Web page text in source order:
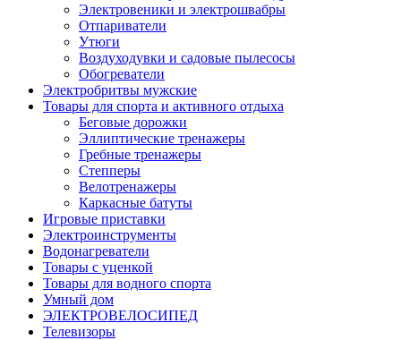
Электровеники и электрошвабры
Отпариватели
Утюги
Воздуходувки и садовые пылесосы
Обогреватели
Электробритвы мужские
Товары для спорта и активного отдыха
Беговые дорожки
Эллиптические тренажеры
Гребные тренажеры
Степперы
Велотренажеры
Каркасные батуты
Игровые приставки
Электроинструменты
Водонагреватели
Товары с уценкой
Товары для водного спорта
Умный дом
ЭЛЕКТРОВЕЛОСИПЕД
Телевизоры